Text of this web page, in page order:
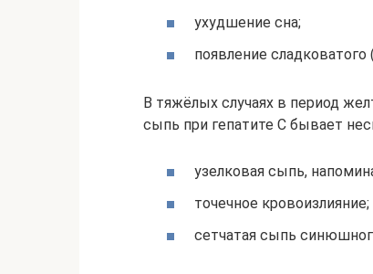
ухудшение сна;
появление сладковатого
В тяжёлых случаях в период
сыпь при гепатите С бывает
узелковая сыпь,
точечное кровоизлияние;
сетчатая сыпь